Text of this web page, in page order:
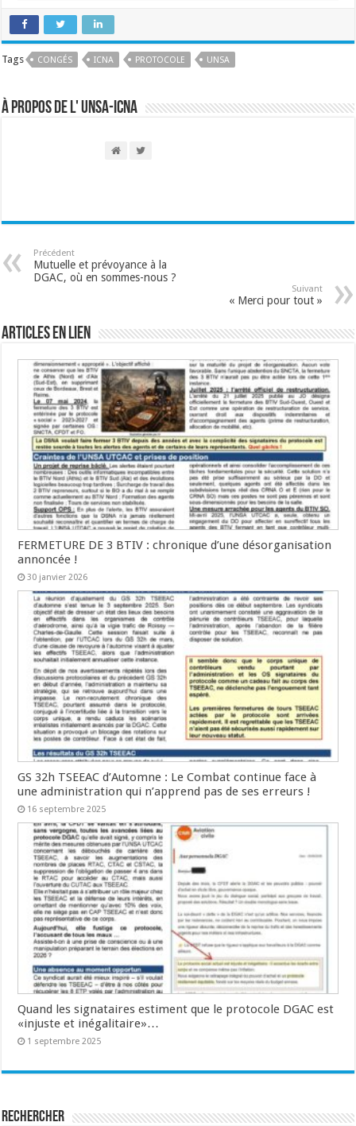
Tags CONGÉS ICNA PROTOCOLE UNSA
À propos de l' UNSA-ICNA
Précédent
Mutuelle et prévoyance à la
DGAC, où en sommes-nous ?
Suivant
« Merci pour tout »
Articles en lien
FERMETURE DE 3 BTIV : chronique d’une désorganisation
annoncée !
30 janvier 2026
GS 32h TSEEAC d’Automne : Le Combat continue face à
une administration qui n’apprend pas de ses erreurs !
16 septembre 2025
Quand les signataires estiment que le protocole DGAC est
«injuste et inégalitaire»…
1 septembre 2025
Rechercher